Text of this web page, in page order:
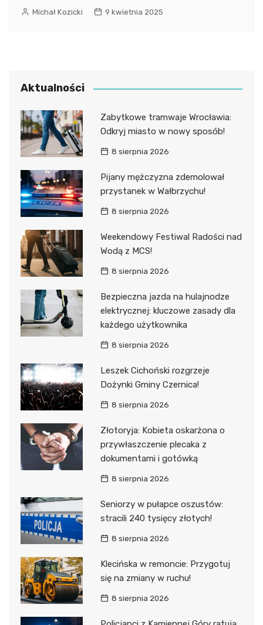
Michał Kozicki 9 kwietnia 2025
Aktualności
Zabytkowe tramwaje Wrocławia:
Odkryj miasto w nowy sposób!
8 sierpnia 2026
Pijany mężczyzna zdemolował
przystanek w Wałbrzychu!
8 sierpnia 2026
Weekendowy Festiwal Radości nad
Wodą z MCS!
8 sierpnia 2026
Bezpieczna jazda na hulajnodze
elektrycznej: kluczowe zasady dla
każdego użytkownika
8 sierpnia 2026
Leszek Cichoński rozgrzeje
Dożynki Gminy Czernica!
8 sierpnia 2026
Złotoryja: Kobieta oskarżona o
przywłaszczenie plecaka z
dokumentami i gotówką
8 sierpnia 2026
Seniorzy w pułapce oszustów:
stracili 240 tysięcy złotych!
8 sierpnia 2026
Klecińska w remoncie: Przygotuj
się na zmiany w ruchu!
8 sierpnia 2026